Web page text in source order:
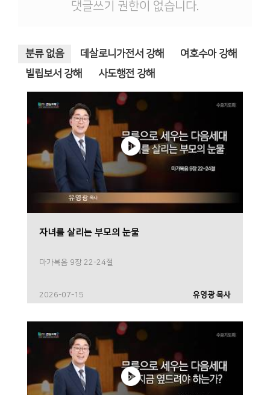
댓글쓰기 권한이 없습니다.
분류 없음 데살로니가전서 강해
여호수아 강해
빌립보서 강해
사도행전 강해
자녀를 살리는 부모의 눈물
마가복음 9장 22-24절
2026-07-15 유영광 목사